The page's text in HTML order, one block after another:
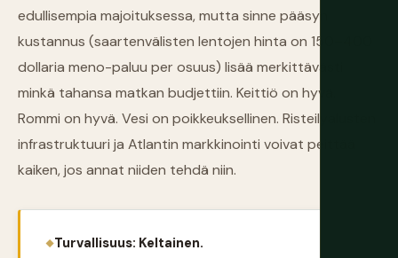
edullisempia majoituksessa, mutta sinne pääsyn
kustannus (saartenvälisten lentojen hinta on 150–400
dollaria meno-paluu per osuus) lisää merkittävästi
minkä tahansa matkan budjettiin. Keittiö on hyvä.
Rommi on hyvä. Vesi on poikkeuksellinen. Risteilyalusten
infrastruktuuri ja Atlantin markkinointi voivat peittää
kaiken, jos annat niiden tehdä niin.
Turvallisuus: Keltainen.